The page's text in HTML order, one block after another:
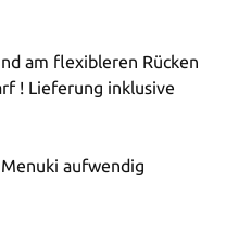
am flexibleren Rücken
! Lieferung inklusive
aufwendig